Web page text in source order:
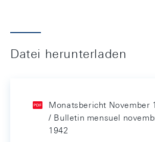
Datei herunterladen
Monatsbericht November
/ Bulletin mensuel
1942